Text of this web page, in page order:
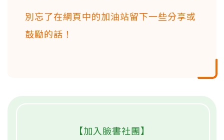
別忘了在網頁中的加油站留下一些分享或
鼓勵的話！
【加入臉書社團】